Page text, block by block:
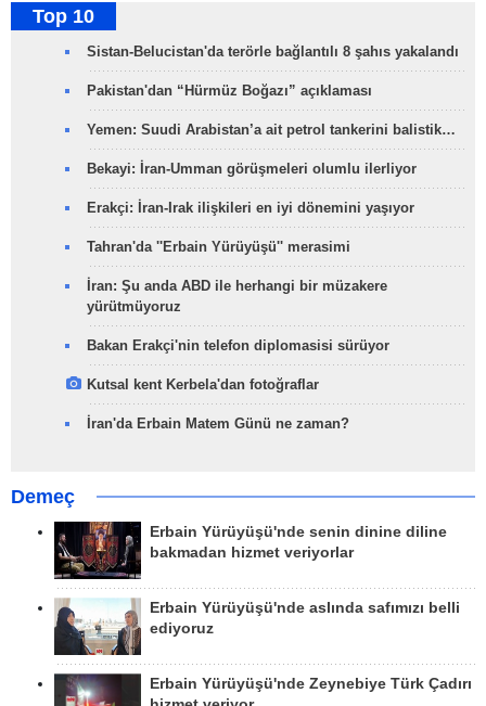
Top 10
Sistan-Belucistan'da terörle bağlantılı 8 şahıs yakalandı
Pakistan'dan “Hürmüz Boğazı” açıklaması
Yemen: Suudi Arabistan’a ait petrol tankerini balistik…
Bekayi: İran-Umman görüşmeleri olumlu ilerliyor
Erakçi: İran-Irak ilişkileri en iyi dönemini yaşıyor
Tahran'da ''Erbain Yürüyüşü'' merasimi
İran: Şu anda ABD ile herhangi bir müzakere
yürütmüyoruz
Bakan Erakçi'nin telefon diplomasisi sürüyor
Kutsal kent Kerbela'dan fotoğraflar
İran'da Erbain Matem Günü ne zaman?
Demeç
Erbain Yürüyüşü'nde senin dinine diline
bakmadan hizmet veriyorlar
Erbain Yürüyüşü'nde aslında safımızı belli
ediyoruz
Erbain Yürüyüşü'nde Zeynebiye Türk Çadırı